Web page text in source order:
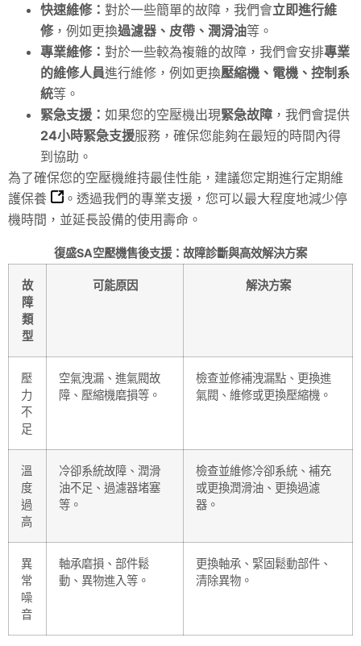
快速維修： 對於一些簡單的故障，我們會立即進行維
修，例如更換過濾器 、皮帶、潤滑油等。
專業維修： 對於一些較為複雜的故障，我們會安排專業
的維修人員進行維修，例如更換壓縮機、電機、控制系
統等。
緊急支援： 如果您的空壓機出現緊急故障 ，我們會提供
24小時緊急支援服務，確保您能夠在最短的時間內得
到協助。
為了確保您的空壓機維持最佳性能，建議您定期進行定期維
護保養
。透過我們的專業支援，您可以最大程度地減少停
機時間，並延長設備的使用壽命。
復盛SA空壓機售後支援：故障診斷與高效解決方案
故
障
類
型
可能原因 解決方案
壓
力
不
足
空氣洩漏、進氣閥故
障、壓縮機磨損等。
檢查並修補洩漏點、更換進
氣閥、維修或更換壓縮機。
溫
度
過
高
冷卻系統故障、潤滑
油不足、過濾器堵塞
等。
檢查並維修冷卻系統、補充
或更換潤滑油、更換過濾
器。
異
常
噪
音
軸承磨損、部件鬆
動、異物進入等。
更換軸承、緊固鬆動部件、
清除異物。